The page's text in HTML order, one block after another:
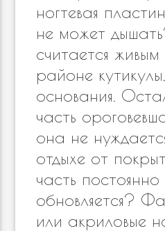
ногтевая
не может
считается живым
районе
основания.
часть
она не
отдыхе от
часть
обновляется?
или акриловые